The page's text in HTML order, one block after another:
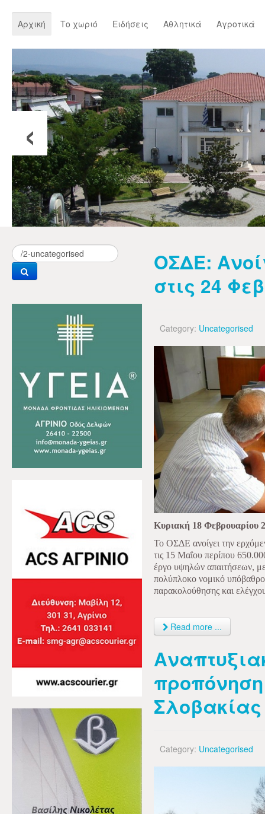
Αρχική Το χωριό Ειδήσεις Αθλητικά Αγροτικά
‹
ΟΣΔΕ:
στις 24
Category: Uncategorised
Κυριακή 18 Φεβρουαρίου
Το ΟΣΔΕ ανοίγει την
τις 15 Μαΐου περίπου
έργο υψηλών απαιτήσεων,
πολύπλοκο νομικό
παρακολούθησης και
Read more ...
Σλοβακίας
Category: Uncategorised